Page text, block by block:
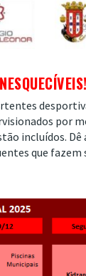
por
incluídos. Dê
que